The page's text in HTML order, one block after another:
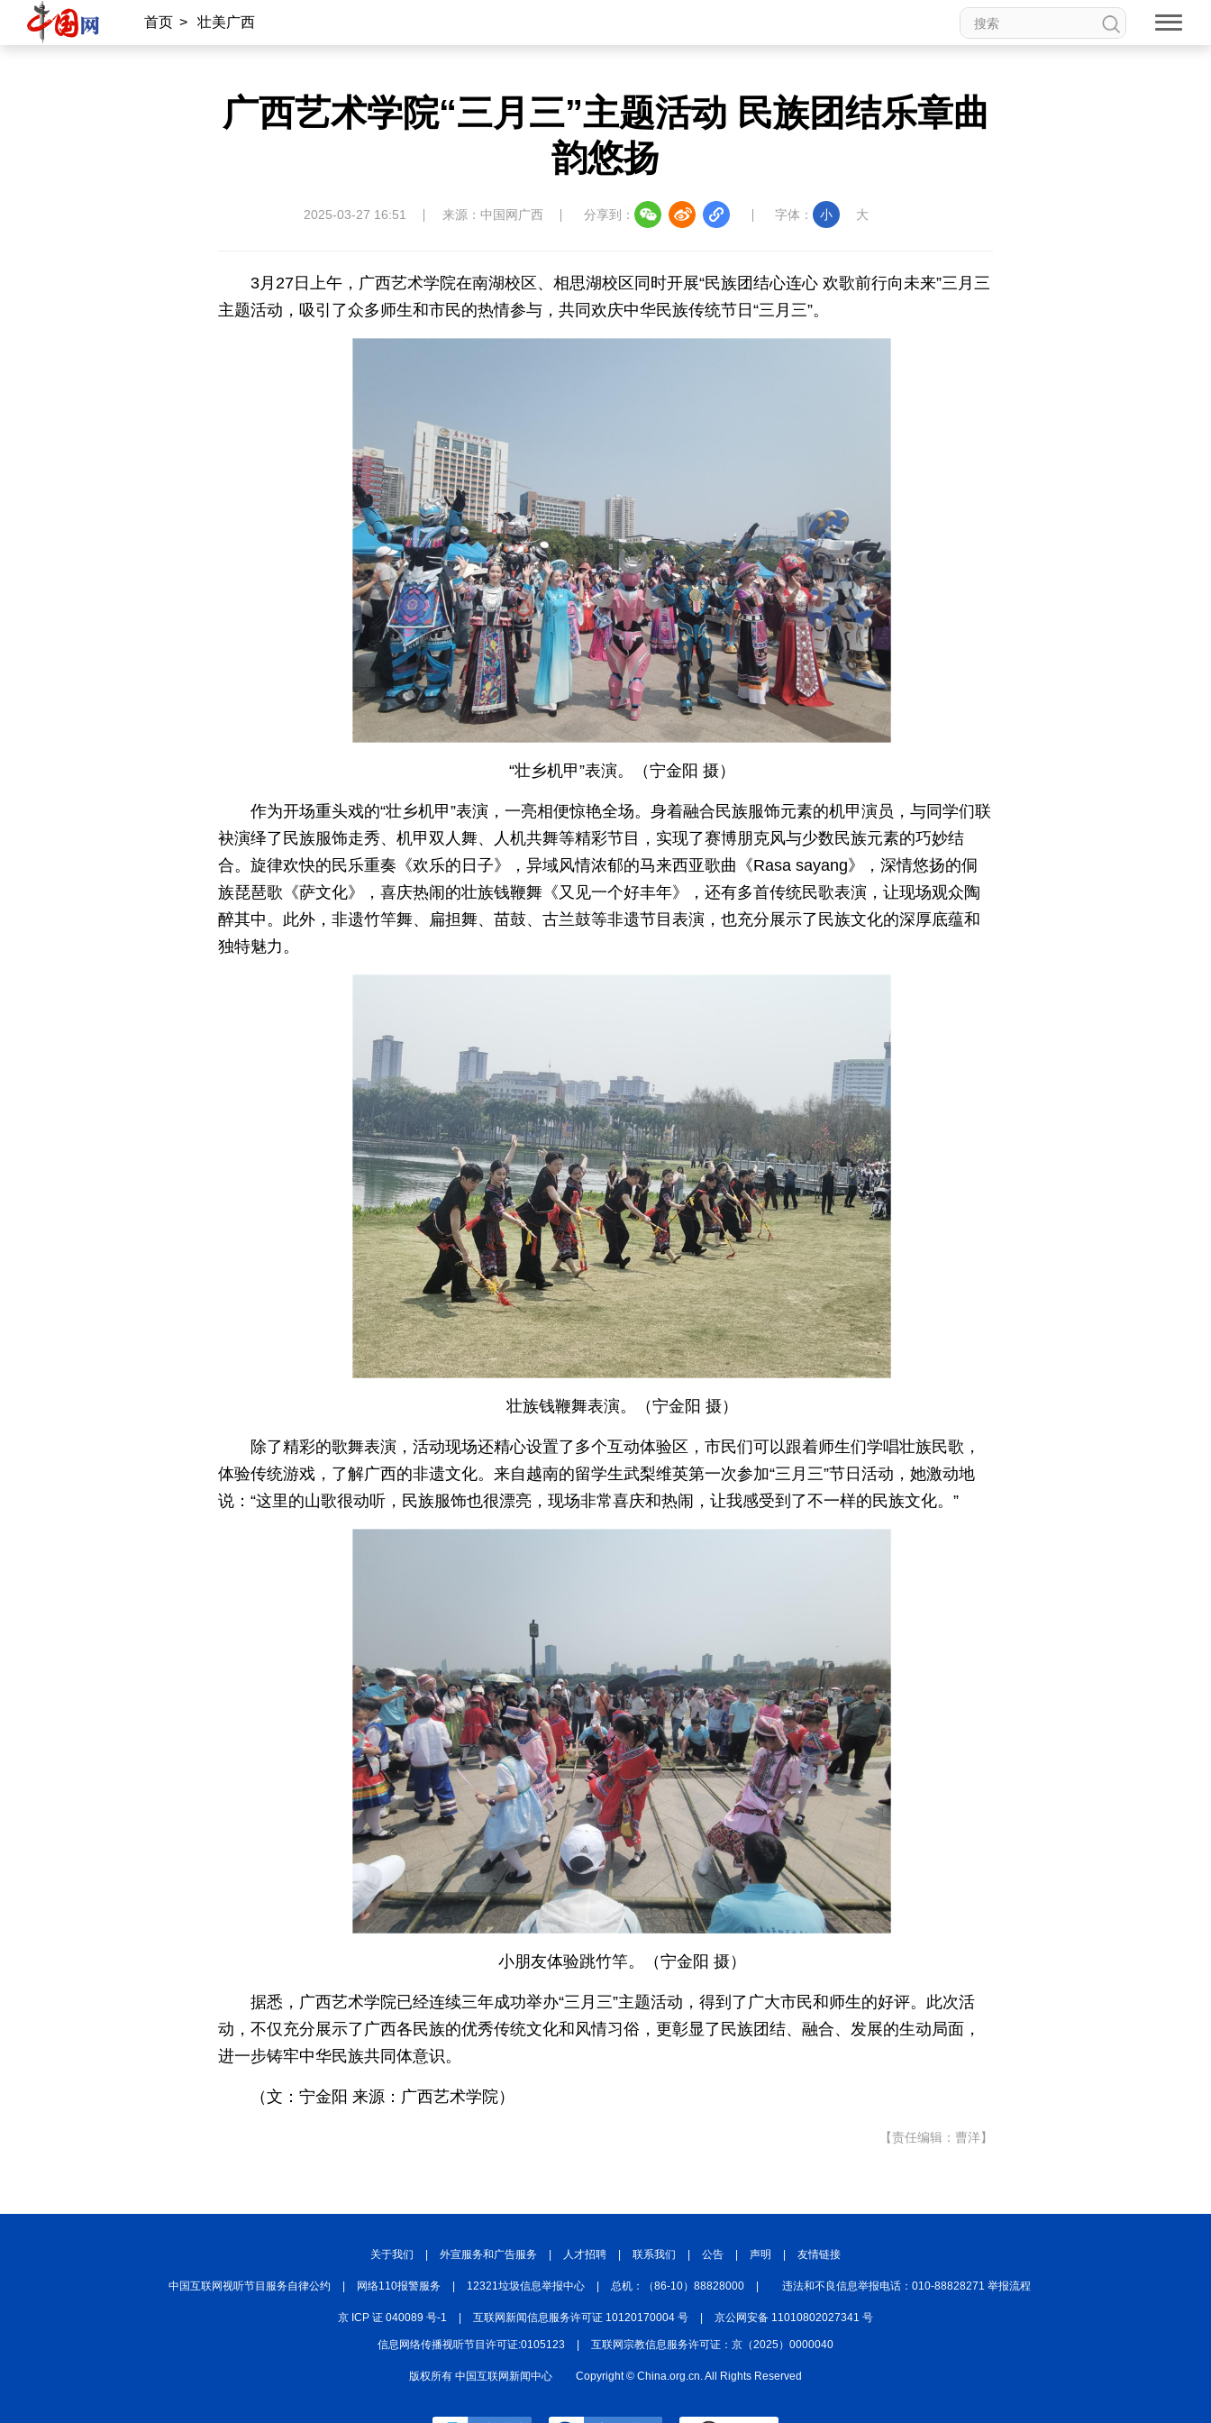
首页 > 壮美广西
广西艺术学院“三月三”主题活动 民族团结乐章曲
韵悠扬
2025-03-27 16:51 来源：中国网广西 分享到： 字体： 小 大
3月27日上午，广西艺术学院在南湖校区、相思湖校区同时开展“民族团结心连心 欢歌前行向未来”三月三
主题活动，吸引了众多师生和市民的热情参与，共同欢庆中华民族传统节日“三月三”。
“壮乡机甲”表演。（宁金阳 摄）
作为开场重头戏的“壮乡机甲”表演，一亮相便惊艳全场。身着融合民族服饰元素的机甲演员，与同学们联
袂演绎了民族服饰走秀、机甲双人舞、人机共舞等精彩节目，实现了赛博朋克风与少数民族元素的巧妙结
合。旋律欢快的民乐重奏《欢乐的日子》，异域风情浓郁的马来西亚歌曲《Rasa sayang》，深情悠扬的侗
族琵琶歌《萨文化》，喜庆热闹的壮族钱鞭舞《又见一个好丰年》，还有多首传统民歌表演，让现场观众陶
醉其中。此外，非遗竹竿舞、扁担舞、苗鼓、古兰鼓等非遗节目表演，也充分展示了民族文化的深厚底蕴和
独特魅力。
壮族钱鞭舞表演。（宁金阳 摄）
除了精彩的歌舞表演，活动现场还精心设置了多个互动体验区，市民们可以跟着师生们学唱壮族民歌，
体验传统游戏，了解广西的非遗文化。来自越南的留学生武梨维英第一次参加“三月三”节日活动，她激动地
说：“这里的山歌很动听，民族服饰也很漂亮，现场非常喜庆和热闹，让我感受到了不一样的民族文化。”
小朋友体验跳竹竿。（宁金阳 摄）
据悉，广西艺术学院已经连续三年成功举办“三月三”主题活动，得到了广大市民和师生的好评。此次活
动，不仅充分展示了广西各民族的优秀传统文化和风情习俗，更彰显了民族团结、融合、发展的生动局面，
进一步铸牢中华民族共同体意识。
（文：宁金阳 来源：广西艺术学院）
【责任编辑：曹洋】
关于我们 外宣服务和广告服务 人才招聘 联系我们 公告 声明 友情链接
中国互联网视听节目服务自律公约 网络110报警服务 12321垃圾信息举报中心 总机：（86-10）88828000 违法和不良信息举报电话：010-88828271 举报流程
京 ICP 证 040089 号-1 互联网新闻信息服务许可证 10120170004 号 京公网安备 11010802027341 号
信息网络传播视听节目许可证:0105123 互联网宗教信息服务许可证：京（2025）0000040
版权所有 中国互联网新闻中心 Copyright © China.org.cn. All Rights Reserved